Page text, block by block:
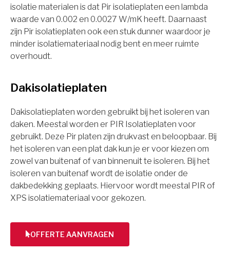
isolatie materialen is dat Pir isolatieplaten een lambda
waarde van 0.002 en 0.0027 W/mK heeft. Daarnaast
zijn Pir isolatieplaten ook een stuk dunner waardoor je
minder isolatiemateriaal nodig bent en meer ruimte
overhoudt.
Dakisolatieplaten
Dakisolatieplaten worden gebruikt bij het isoleren van
daken. Meestal worden er PIR Isolatieplaten voor
gebruikt. Deze Pir platen zijn drukvast en beloopbaar. Bij
het isoleren van een plat dak kun je er voor kiezen om
zowel van buitenaf of van binnenuit te isoleren. Bij het
isoleren van buitenaf wordt de isolatie onder de
dakbedekking geplaats. Hiervoor wordt meestal PIR of
XPS isolatiemateriaal voor gekozen.
OFFERTE AANVRAGEN